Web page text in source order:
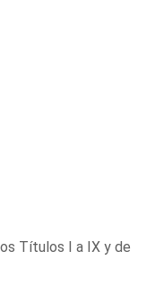
Títulos I a IX y de